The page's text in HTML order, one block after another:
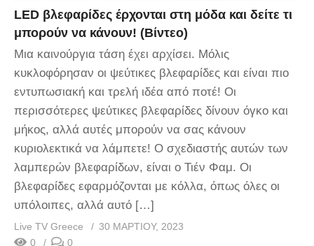
LED βλεφαρίδες έρχονται στη μόδα και δείτε τι
μπορούν να κάνουν! (Βίντεο)
Μια καινούργια τάση έχει αρχίσει. Μόλις
κυκλοφόρησαν οι ψεύτικες βλεφαρίδες και είναι πιο
εντυπωσιακή και τρελή ιδέα από ποτέ! Οι
περισσότερες ψεύτικες βλεφαρίδες δίνουν όγκο και
μήκος, αλλά αυτές μπορούν να σας κάνουν
κυριολεκτικά να λάμπετε! Ο σχεδιαστής αυτών των
λαμπερών βλεφαρίδων, είναι ο Τιέν Φαμ. Οι
βλεφαρίδες εφαρμόζονται με κόλλα, όπως όλες οι
υπόλοιπες, αλλά αυτό […]
Live TV Greece
30 ΜΑΡΤΊΟΥ, 2023
0
0